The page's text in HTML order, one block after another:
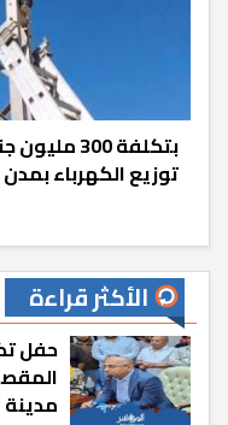
بتكلفة
توزيع الكهرباء بمدن
الأكثر قراءة
حفل
مدينة